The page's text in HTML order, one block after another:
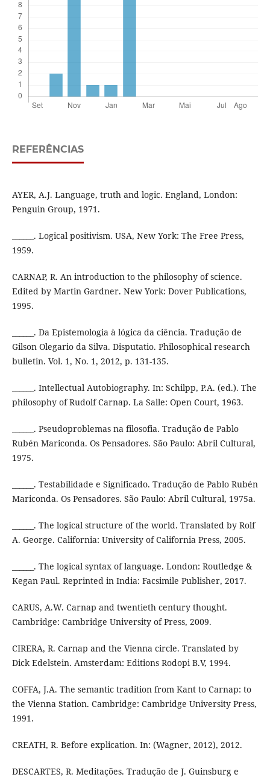
REFERÊNCIAS
AYER, A.J. Language, truth and logic. England, London:
Penguin Group, 1971.
______. Logical positivism. USA, New York: The Free Press,
1959.
CARNAP, R. An introduction to the philosophy of science.
Edited by Martin Gardner. New York: Dover Publications,
1995.
______. Da Epistemologia à lógica da ciência. Tradução de
Gilson Olegario da Silva. Disputatio. Philosophical research
bulletin. Vol. 1, No. 1, 2012, p. 131-135.
______. Intellectual Autobiography. In: Schilpp, P.A. (ed.). The
philosophy of Rudolf Carnap. La Salle: Open Court, 1963.
______. Pseudoproblemas na filosofia. Tradução de Pablo
Rubén Mariconda. Os Pensadores. São Paulo: Abril Cultural,
1975.
______. Testabilidade e Significado. Tradução de Pablo Rubén
Mariconda. Os Pensadores. São Paulo: Abril Cultural, 1975a.
______. The logical structure of the world. Translated by Rolf
A. George. California: University of California Press, 2005.
______. The logical syntax of language. London: Routledge &
Kegan Paul. Reprinted in India: Facsimile Publisher, 2017.
CARUS, A.W. Carnap and twentieth century thought.
Cambridge: Cambridge University of Press, 2009.
CIRERA, R. Carnap and the Vienna circle. Translated by
Dick Edelstein. Amsterdam: Editions Rodopi B.V, 1994.
COFFA, J.A. The semantic tradition from Kant to Carnap: to
the Vienna Station. Cambridge: Cambridge University Press,
1991.
CREATH, R. Before explication. In: (Wagner, 2012), 2012.
DESCARTES, R. Meditações. Tradução de J. Guinsburg e